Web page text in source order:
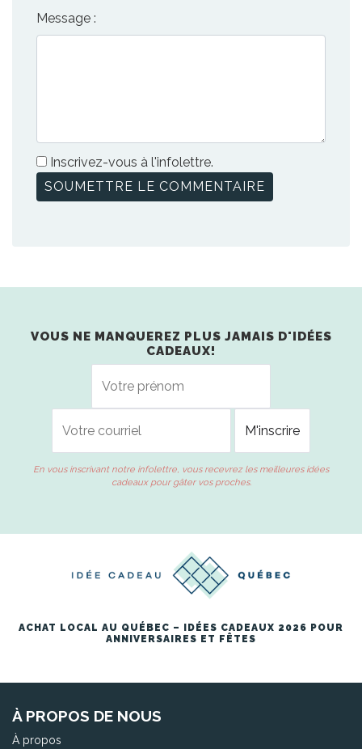
Message :
Inscrivez-vous à l'infolettre.
VOUS NE MANQUEREZ PLUS JAMAIS D'IDÉES
CADEAUX!
En vous inscrivant notre infolettre, vous recevrez les meilleures idées
cadeaux pour gâter vos proches.
ACHAT LOCAL AU QUÉBEC – IDÉES CADEAUX 2026 POUR
ANNIVERSAIRES ET FÊTES
À PROPOS DE NOUS
À propos